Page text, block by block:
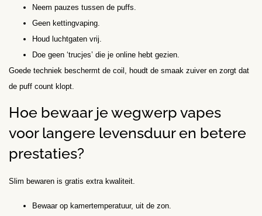
Neem pauzes tussen de puffs.
Geen kettingvaping.
Houd luchtgaten vrij.
Doe geen ‘trucjes’ die je online hebt gezien.
Goede techniek beschermt de coil, houdt de smaak zuiver en zorgt dat
de puff count klopt.
Hoe bewaar je wegwerp vapes
voor langere levensduur en betere
prestaties?
Slim bewaren is gratis extra kwaliteit.
Bewaar op kamertemperatuur, uit de zon.